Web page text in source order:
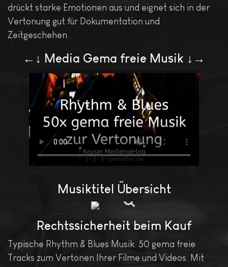
drückt starke Emotionen aus und eignet sich in der
Vertonung gut für Dokumentation und
Zeitgeschehen.
←↓ Media Gema freie Musik ↓→
Musiktitel Übersicht
Rechtssicherheit beim Kauf
Typische Rhythm & Blues Musik. 50 gema freie
Tracks zum Vertonen Ihrer Filme und Videos. Mit